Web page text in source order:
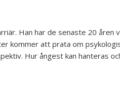
Han har de senaste 20 åren
kommer att prata om
Hur ångest kan hanteras